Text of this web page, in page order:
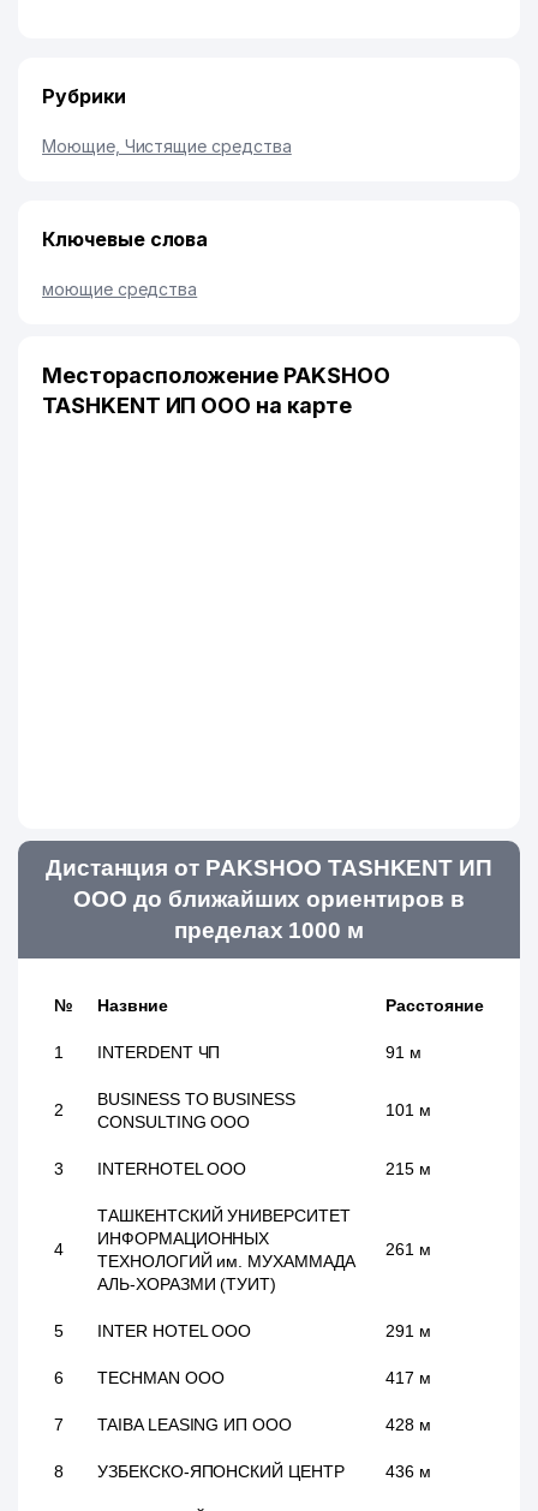
Рубрики
Моющие, Чистящие средства
Ключевые слова
моющие средства
Месторасположение PAKSHOO
TASHKENT ИП ООО на карте
Дистанция от PAKSHOO TASHKENT ИП
ООО до ближайших ориентиров в
пределах 1000 м
№ Назвние Расстояние
1 INTERDENT ЧП 91 м
2
BUSINESS TO BUSINESS
CONSULTING ООО
101 м
3 INTERHOTEL ООО 215 м
4
ТАШКЕНТСКИЙ УНИВЕРСИТЕТ
ИНФОРМАЦИОННЫХ
ТЕХНОЛОГИЙ им. МУХАММАДА
АЛЬ-ХОРАЗМИ (ТУИТ)
261 м
5 INTER HOTEL ООО 291 м
6 TECHMAN ООО 417 м
7 TAIBA LEASING ИП ООО 428 м
8 УЗБЕКСКО-ЯПОНСКИЙ ЦЕНТР 436 м